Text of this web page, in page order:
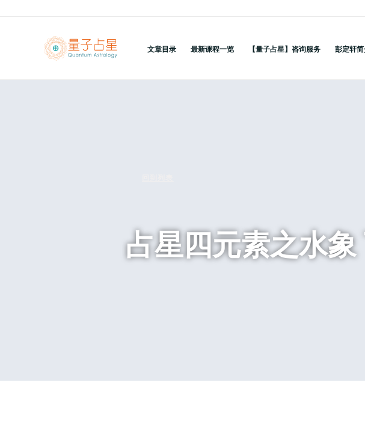
文章目录 最新课程一览 【量子占星】咨询服务 彭定轩
占星四元素之水象